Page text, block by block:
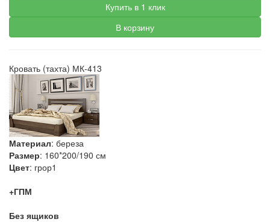
Купить в 1 клик
В корзину
Кровать (тахта) МК-413
Материал: береза
Размер: 160*200/190 см
Цвет: грор1
+ГПМ
Без ящиков